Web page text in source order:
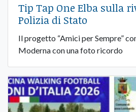
Tip Tap One Elba sulla
Polizia di Stato
Il progetto “Amici per Sempre”
Moderna con una foto ricordo